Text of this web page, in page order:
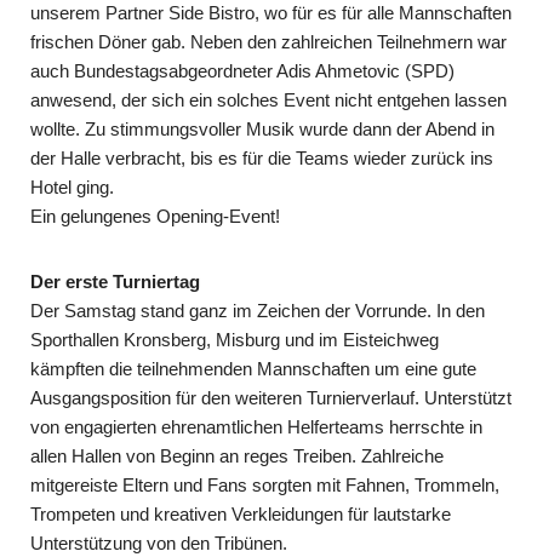
unserem Partner Side Bistro, wo für es für alle Mannschaften
frischen Döner gab. Neben den zahlreichen Teilnehmern war
auch Bundestagsabgeordneter Adis Ahmetovic (SPD)
anwesend, der sich ein solches Event nicht entgehen lassen
wollte. Zu stimmungsvoller Musik wurde dann der Abend in
der Halle verbracht, bis es für die Teams wieder zurück ins
Hotel ging.
Ein gelungenes Opening-Event!
Der erste Turniertag
Der Samstag stand ganz im Zeichen der Vorrunde. In den
Sporthallen Kronsberg, Misburg und im Eisteichweg
kämpften die teilnehmenden Mannschaften um eine gute
Ausgangsposition für den weiteren Turnierverlauf. Unterstützt
von engagierten ehrenamtlichen Helferteams herrschte in
allen Hallen von Beginn an reges Treiben. Zahlreiche
mitgereiste Eltern und Fans sorgten mit Fahnen, Trommeln,
Trompeten und kreativen Verkleidungen für lautstarke
Unterstützung von den Tribünen.